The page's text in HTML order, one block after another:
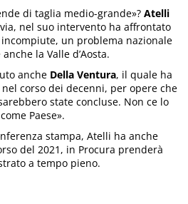
di taglia medio-grande»?Atelli
nel suo intervento ha affrontato
un problema nazionale
la Valle d’Aosta.
anche Della Ventura, il quale ha
corso dei decenni, per opere che
state concluse. Non ce lo
Paese».
stampa, Atelli ha anche
del 2021, in Procura prenderà
a tempo pieno.